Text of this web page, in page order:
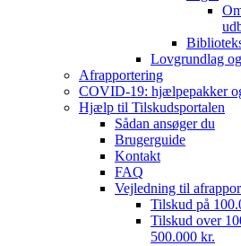
Lovgrundlag
Afrapportering
COVID-19: hjælpepakker
Hjælp til Tilskudsportalen
Sådan ansøger du
Brugerguide
Kontakt
FAQ
Vejledning til
Tilskud på
Tilskud over
500.000 kr.